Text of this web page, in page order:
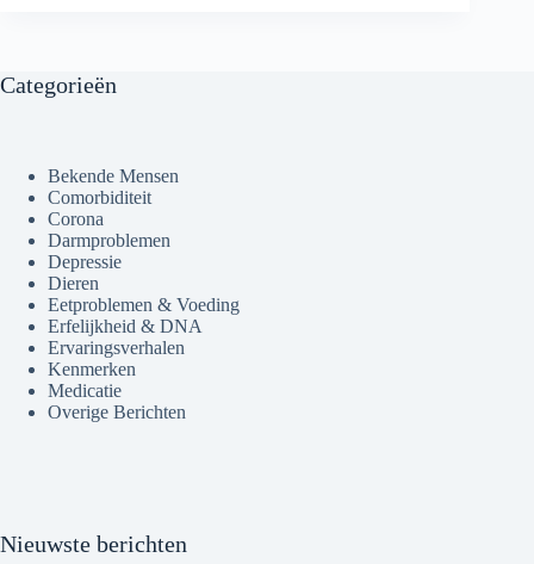
Categorieën
Bekende Mensen
Comorbiditeit
Corona
Darmproblemen
Depressie
Dieren
Eetproblemen & Voeding
Erfelijkheid & DNA
Ervaringsverhalen
Kenmerken
Medicatie
Overige Berichten
Nieuwste berichten